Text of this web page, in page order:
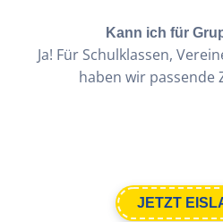
Kann ich für
Ja! Für Schulklassen,
haben wir passende
JETZT